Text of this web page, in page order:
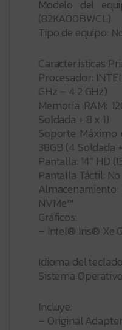
Modelo del
(82KA00BWCL)
Tipo de equipo:
Características
Procesador:
GHz – 4.2 GHz)
Memoria RAM:
Soldada + 8 x 1)
Soporte Máximo
38GB (4 Soldada
Pantalla: 14″ HD
Pantalla Táctil: No
NVMe™
Gráficos:
– Intel® Iris® Xe
Idioma del
Sistema
Incluye:
– Original Adapter